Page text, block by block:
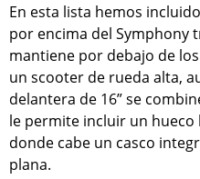
En esta lista hemos
por encima del Symphony
mantiene por debajo de
un scooter de rueda alta,
delantera de 16” se
le permite incluir un hueco
donde cabe un casco
plana.